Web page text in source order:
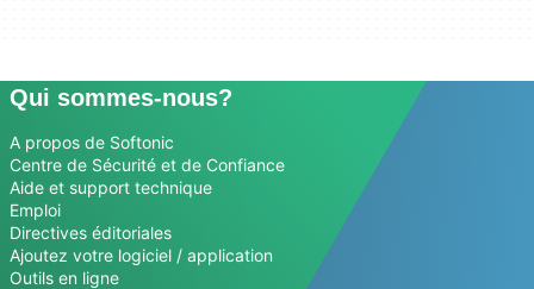
Qui sommes-nous?
A propos de Softonic
Centre de Sécurité et de Confiance
Aide et support technique
Emploi
Directives éditoriales
Ajoutez votre logiciel / application
Outils en ligne